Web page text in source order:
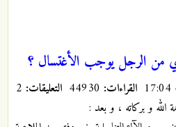
من الرجل يوجب الأغتسال ؟
القراءات: التعليقات:
الله و بركاته ، و بعد :